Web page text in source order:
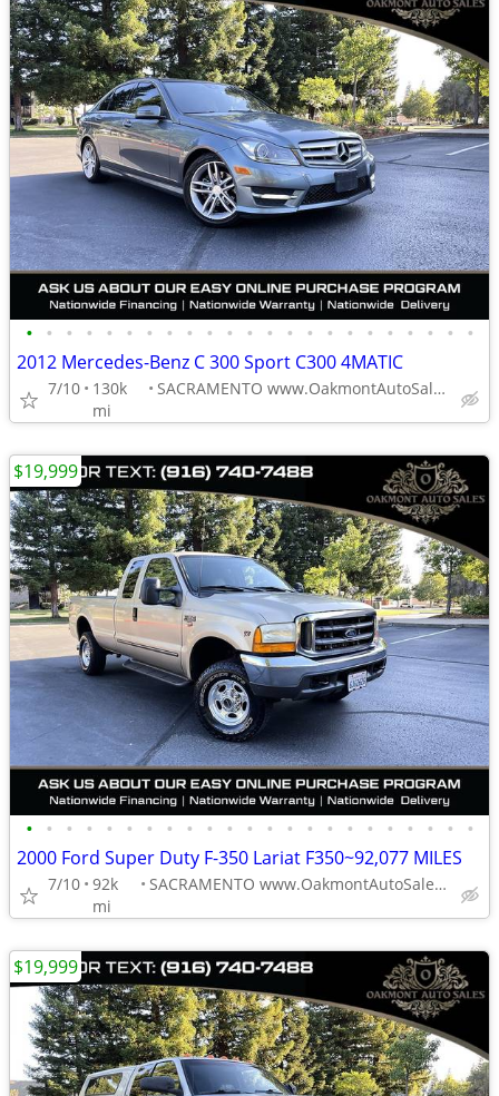
• • • • • • • • • • • • • • • • • • • • • • •
2012 Mercedes-Benz C 300 Sport C300 4MATIC
7/10
130k
mi
SACRAMENTO www.OakmontAutoSales.com
• • • • • • • • • • • • • • • • • • • • • • •
2000 Ford Super Duty F-350 Lariat F350~92,077 MILES
7/10 92k
mi
SACRAMENTO www.OakmontAutoSales.com
$19,999
$19,999